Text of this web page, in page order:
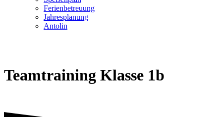
Ferienbetreuung
Jahresplanung
Antolin
Teamtraining Klasse 1b